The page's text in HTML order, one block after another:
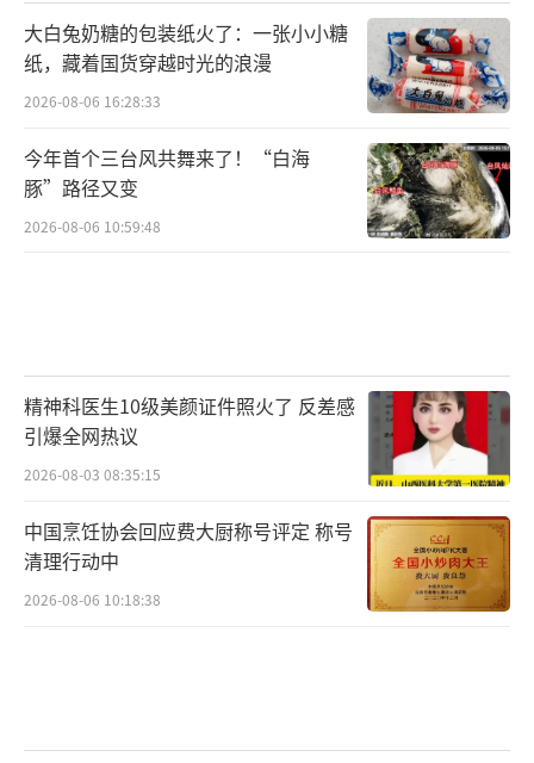
大白兔奶糖的包装纸火了：一张小小糖
纸，藏着国货穿越时光的浪漫
2026-08-06 16:28:33
今年首个三台风共舞来了！“白海
豚”路径又变
2026-08-06 10:59:48
精神科医生10级美颜证件照火了 反差感
引爆全网热议
2026-08-03 08:35:15
中国烹饪协会回应费大厨称号评定 称号
清理行动中
2026-08-06 10:18:38